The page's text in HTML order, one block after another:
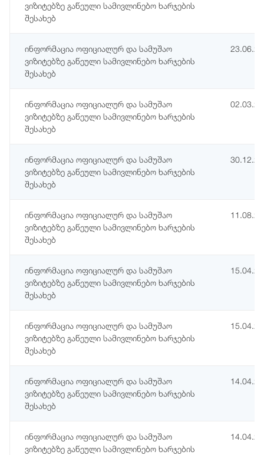
ვიზიტებზე გაწეული სამივლინებო ხარჯების
შესახებ
ინფორმაცია ოფიციალურ და სამუშაო
ვიზიტებზე გაწეული სამივლინებო ხარჯების
შესახებ
ინფორმაცია ოფიციალურ და სამუშაო
ვიზიტებზე გაწეული სამივლინებო ხარჯების
შესახებ
ინფორმაცია ოფიციალურ და სამუშაო
ვიზიტებზე გაწეული სამივლინებო ხარჯების
შესახებ
ინფორმაცია ოფიციალურ და სამუშაო
ვიზიტებზე გაწეული სამივლინებო ხარჯების
შესახებ
ინფორმაცია ოფიციალურ და სამუშაო
ვიზიტებზე გაწეული სამივლინებო ხარჯების
შესახებ
ინფორმაცია ოფიციალურ და სამუშაო
ვიზიტებზე გაწეული სამივლინებო ხარჯების
შესახებ
ინფორმაცია ოფიციალურ და სამუშაო
ვიზიტებზე გაწეული სამივლინებო ხარჯების
შესახებ
ინფორმაცია ოფიციალურ და სამუშაო
ვიზიტებზე გაწეული სამივლინებო ხარჯების